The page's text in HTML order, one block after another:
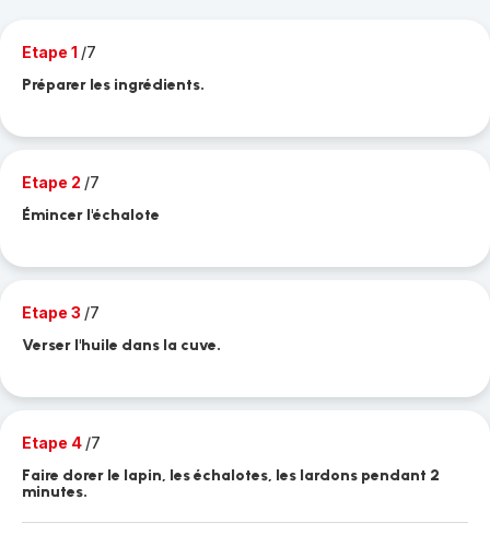
Etape 1 /7
Préparer les ingrédients.
Etape 2 /7
Émincer l'échalote
Etape 3 /7
Verser l'huile dans la cuve.
Etape 4 /7
Faire dorer le lapin, les échalotes, les lardons pendant 2
minutes.